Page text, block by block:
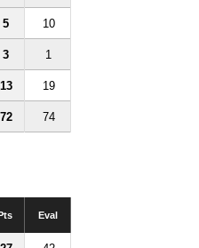
5 10
3 1
13 19
72 74
Eval